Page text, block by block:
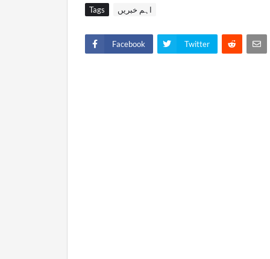
Tags اہم خبریں
Facebook Twitter